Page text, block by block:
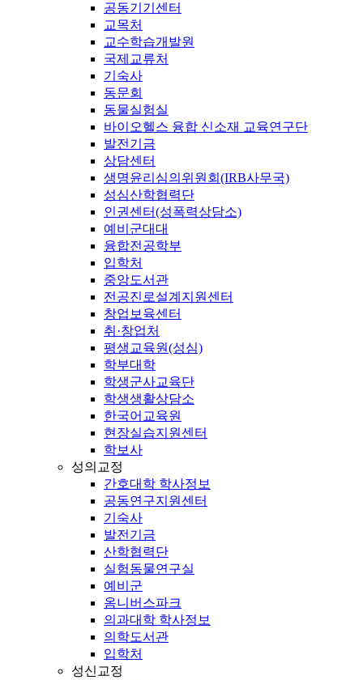
공동기기센터
교목처
교수학습개발원
국제교류처
기숙사
동문회
동물실험실
바이오헬스 융합 신소재 교육연구단
발전기금
상담센터
생명윤리심의위원회(IRB사무국)
성심산학협력단
인권센터(성폭력상담소)
예비군대대
융합전공학부
입학처
중앙도서관
전공진로설계지원센터
창업보육센터
취·창업처
평생교육원(성심)
학부대학
학생군사교육단
학생생활상담소
한국어교육원
현장실습지원센터
학보사
성의교정
간호대학 학사정보
공동연구지원센터
기숙사
발전기금
산학협력단
실험동물연구실
예비군
옴니버스파크
의과대학 학사정보
의학도서관
입학처
성신교정